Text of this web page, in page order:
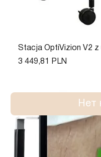
Stacja OptiVizion V2
Цена
3 449,81 PLN
Нет